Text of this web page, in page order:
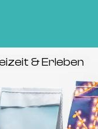
& Erleben